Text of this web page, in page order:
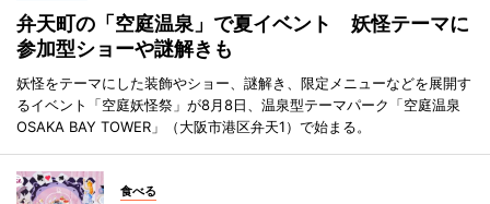
弁天町の「空庭温泉」で夏イベント 妖怪テーマに
参加型ショーや謎解きも
妖怪をテーマにした装飾やショー、謎解き、限定メニューなどを展開す
るイベント「空庭妖怪祭」が8月8日、温泉型テーマパーク「空庭温泉
OSAKA BAY TOWER」（大阪市港区弁天1）で始まる。
食べる